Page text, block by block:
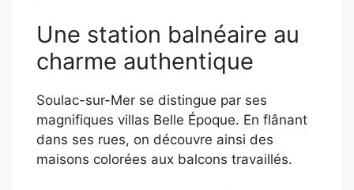
Une station balnéaire au
charme authentique
Soulac-sur-Mer se distingue par ses
magnifiques villas Belle Époque. En flânant
dans ses rues, on découvre ainsi des
maisons colorées aux balcons travaillés.